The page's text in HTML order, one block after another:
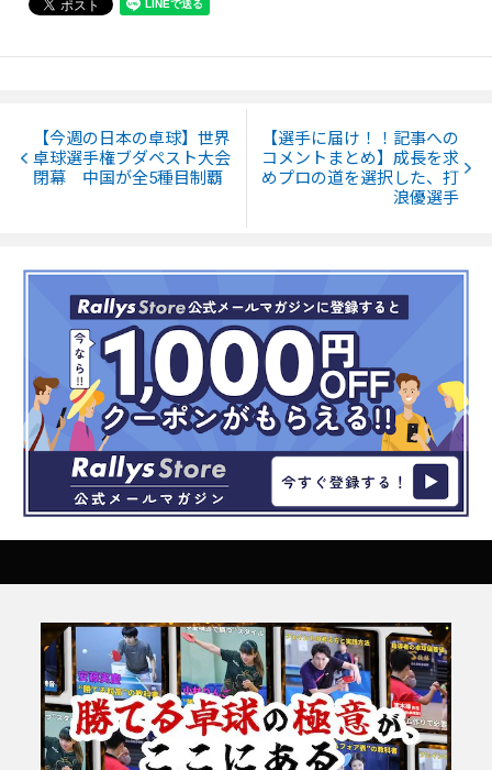
【今週の日本の卓球】世界
卓球選手権ブダペスト大会
閉幕 中国が全5種目制覇
【選手に届け！！記事への
コメントまとめ】成長を求
めプロの道を選択した、打
浪優選手